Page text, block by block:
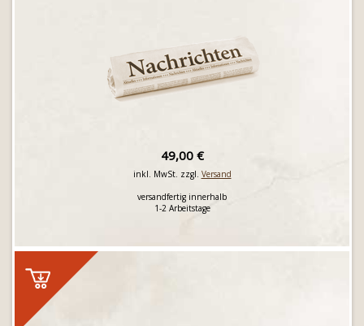
49,00 €
inkl. MwSt. zzgl. Versand
versandfertig innerhalb
1-2 Arbeitstage